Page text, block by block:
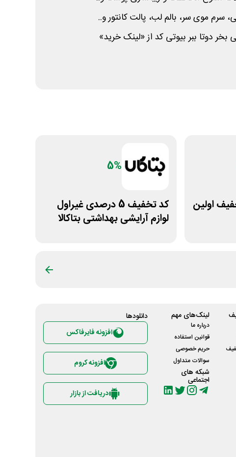
سرم موی سر، بالم لب، پالت کانتور و..
بخر دوتا ببر بیوتی کد از «لینک خرید»
اولین
5%
کد تخفیف 5 درصدی غیراول
لوازم آرایشی بهداشتی بتاکالا
لینک‌های مهم
درباره ما
قوانین استفاده
حریم خصوصی
سوالات متداول
شبکه های
اجتماعی
دانلود‌ها
افزونه فایرفاکس
افزونه کروم
دریافت از بازار